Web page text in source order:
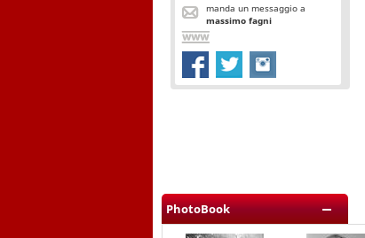
manda un messaggio a
massimo fagni
PhotoBook